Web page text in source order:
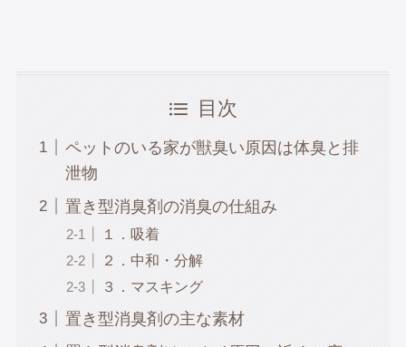
目次
ペットのいる家が獣臭い原因は体臭と排
泄物
置き型消臭剤の消臭の仕組み
１．吸着
２．中和・分解
３．マスキング
置き型消臭剤の主な素材